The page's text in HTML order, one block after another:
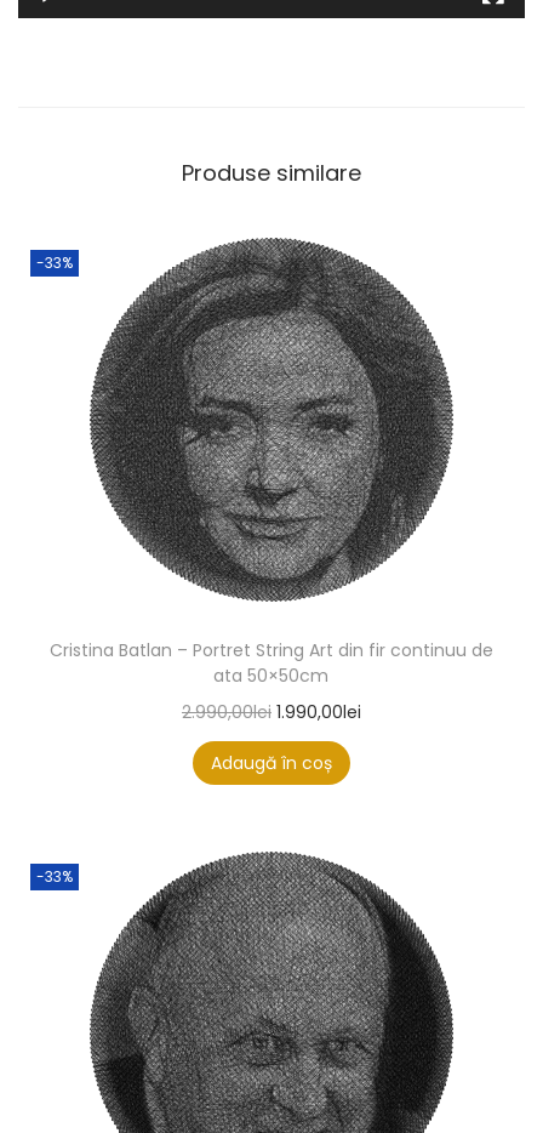
Produse similare
-33%
Cristina Batlan – Portret String Art din fir continuu de
ata 50×50cm
2.990,00lei 1.990,00lei
Adaugă în coș
-33%